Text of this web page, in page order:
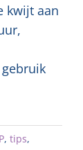
kwijt aan
, tips,